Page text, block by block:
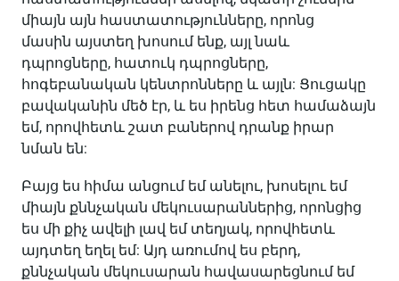
միայն այն հաստատությունները, որոնց
մասին այստեղ խոսում ենք, այլ նաև
դպրոցները, հատուկ դպրոցները,
հոգեբանական կենտրոնները և այլն: Ցուցակը
բավականին մեծ էր, և ես իրենց հետ համաձայն
եմ, որովհետև շատ բաներով դրանք իրար
նման են:
Բայց ես հիմա անցում եմ անելու, խոսելու եմ
միայն քննչական մեկուսարաններից, որոնցից
ես մի քիչ ավելի լավ եմ տեղյակ, որովհետև
այդտեղ եղել եմ: Այդ առումով ես բերդ,
քննչական մեկուսարան հավասարեցնում եմ